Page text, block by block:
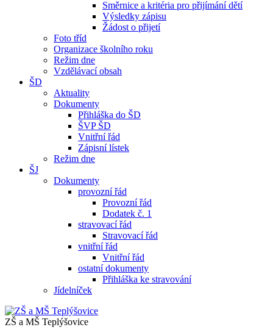
Směrnice a kritéria pro přijímání dětí
Výsledky zápisu
Žádost o přijetí
Foto tříd
Organizace školního roku
Režim dne
Vzdělávací obsah
ŠD
Aktuality
Dokumenty
Přihláška do ŠD
ŠVP ŠD
Vnitřní řád
Zápisní lístek
Režim dne
ŠJ
Dokumenty
provozní řád
Provozní řád
Dodatek č. 1
stravovací řád
Stravovací řád
vnitřní řád
Vnitřní řád
ostatní dokumenty
Přihláška ke stravování
Jídelníček
ZŠ a MŠ Teplýšovice